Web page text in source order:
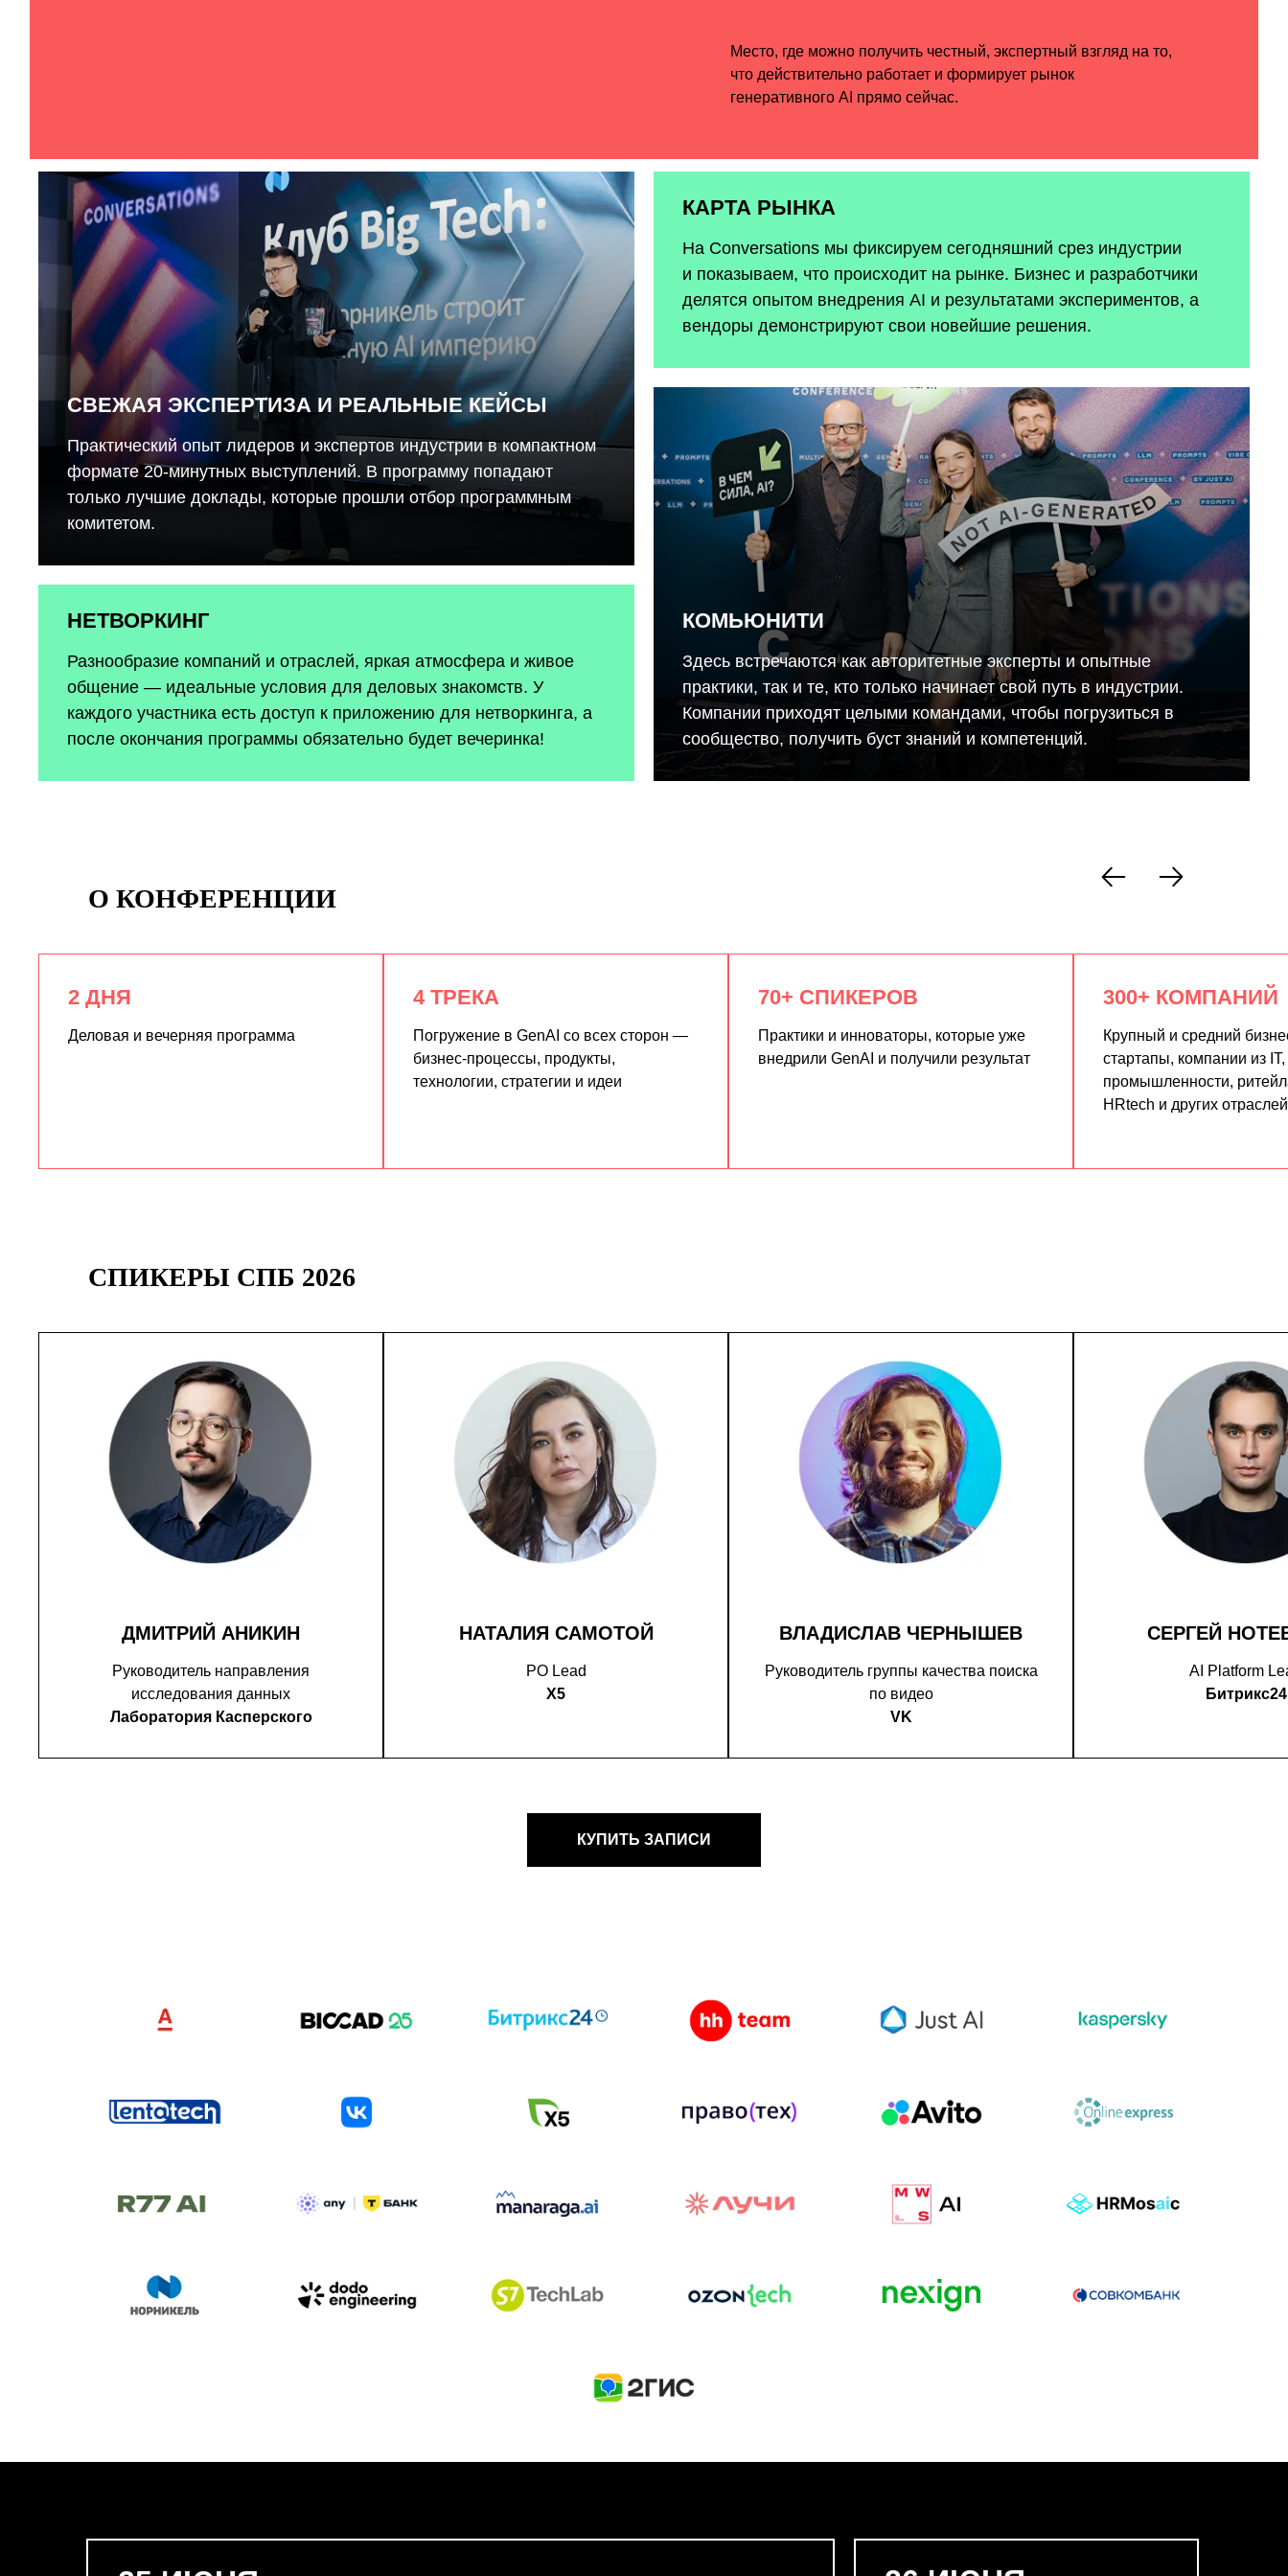
СВЕЖАЯ ЭКСПЕРТИЗА И РЕАЛЬНЫЕ КЕЙСЫ
Практический опыт лидеров и экспертов индустрии в компактном
формате 20-минутных выступлений. В программу попадают
только лучшие доклады, которые прошли отбор программным
комитетом.
НЕТВОРКИНГ
Разнообразие компаний и отраслей, яркая атмосфера и живое
общение — идеальные условия для деловых знакомств. У
каждого участника есть доступ к приложению для нетворкинга, а
после окончания программы обязательно будет вечеринка!
КАРТА РЫНКА
На Conversations мы фиксируем сегодняшний срез индустрии
и показываем, что происходит на рынке. Бизнес и разработчики
делятся опытом внедрения AI и результатами экспериментов, а
вендоры демонстрируют свои новейшие решения.
КОМЬЮНИТИ
Здесь встречаются как авторитетные эксперты и опытные
практики, так и те, кто только начинает свой путь в индустрии.
Компании приходят целыми командами, чтобы погрузиться в
сообщество, получить буст знаний и компетенций.
О КОНФЕРЕНЦИИ
2 ДНЯ
Деловая и вечерняя программа
4 ТРЕКА
Погружение в GenAI со всех сторон —
бизнес-процессы, продукты,
технологии, стратегии и идеи
70+ СПИКЕРОВ
Практики и инноваторы, которые уже
внедрили GenAI и получили результат
300+ КОМПАНИЙ
Крупный и средний
стартапы, компании из
промышленности,
HRtech и других отраслей
СПИКЕРЫ СПБ 2026
ДМИТРИЙ АНИКИН
Руководитель направления
исследования данных
Лаборатория Касперского
НАТАЛИЯ САМОТОЙ
PO Lead
X5
ВЛАДИСЛАВ ЧЕРНЫШЕВ
Руководитель группы качества поиска
по видео
VK
СЕРГЕЙ
AI Platform
Битрикс24
КУПИТЬ ЗАПИСИ